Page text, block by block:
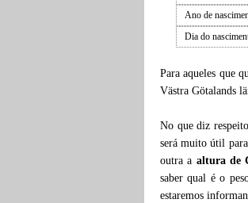
Ano de
Dia do
Para aqueles que
Västra Götalands
No que diz
será muito útil
outra a altura de
saber qual é o
estaremos